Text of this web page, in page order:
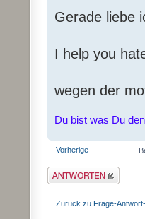
Gerade liebe
I help you
wegen der
Du bist was Du
Vorherige
Antwort erstellen
Zurück zu Frage-